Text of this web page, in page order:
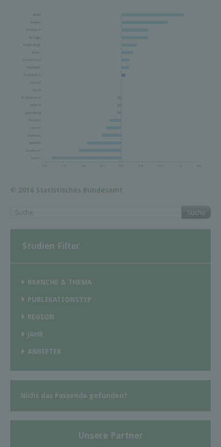
© 2016 Statistisches Bundesamt
Suche
Studien Filter
BRANCHE & THEMA
PUBLIKATIONSTYP
REGION
JAHR
ANBIETER
Nicht das Passende gefunden?
Unsere Partner